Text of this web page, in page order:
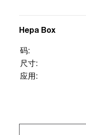
Hepa Box
码:
尺寸:
应用: